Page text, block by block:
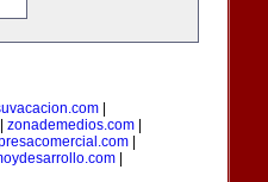
zonademedios.com
|
|